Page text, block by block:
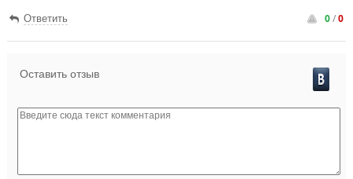
Ответить 0/0
Оставить отзыв